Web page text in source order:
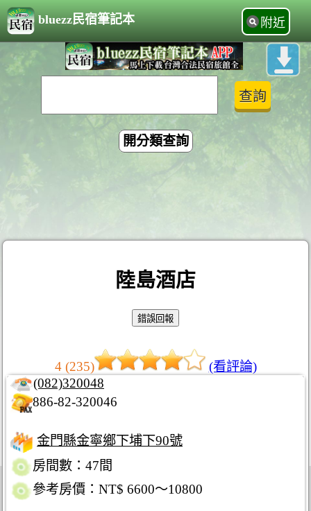
bluezz民宿筆記本 附近
開分類查詢
陸島酒店
4 (235)
(看評論)
(082)320048
886-82-320046
金門縣金寧鄉下埔下90號
房間數：47間
參考房價：NT$ 6600～10800